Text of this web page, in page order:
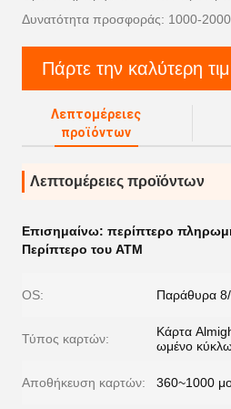
Δυνατότητα προσφοράς: 1000-
Πάρτε την καλύτερη
Λεπτομέρειες
προϊόντων
Λεπτομέρειες προϊόντων
Επισημαίνω: περίπτερο
Περίπτερο του ATM
OS: Παράθυρα
Τύπος καρτών:
Κάρτα
ωμένο
Αποθήκευση καρτών: 360~1000